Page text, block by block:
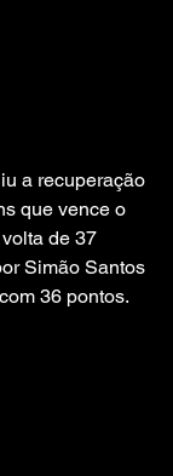
a recuperação
que vence o
de 37
Simão Santos
36 pontos.